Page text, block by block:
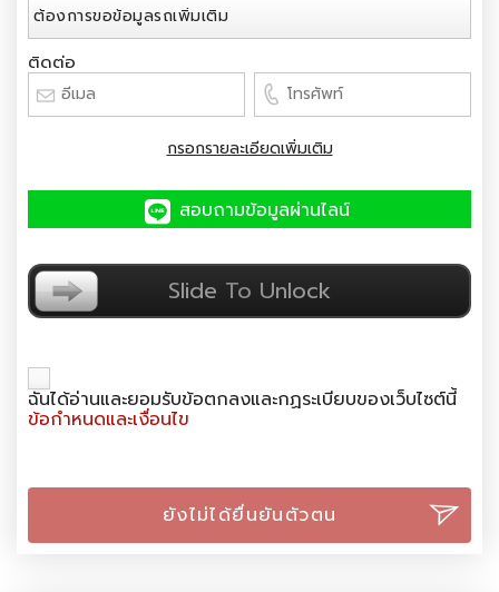
ติดต่อ
กรอกรายละเอียดเพิ่มเติม
สอบถามข้อมูลผ่านไลน์
ยืนยันตัวตน Slide To Unlock
ฉันได้อ่านและยอมรับข้อตกลงและกฏระเบียบของเว็บไซต์นี้
ข้อกำหนดและเงื่อนไข
ยังไม่ได้ยื่นยันตัวตน